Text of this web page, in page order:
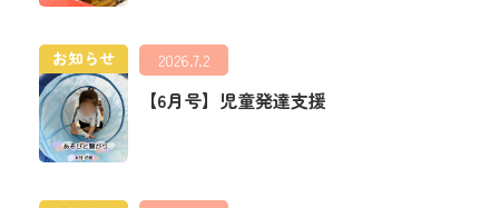
お知らせ
【6月号】児童発達支援
2026.7.2